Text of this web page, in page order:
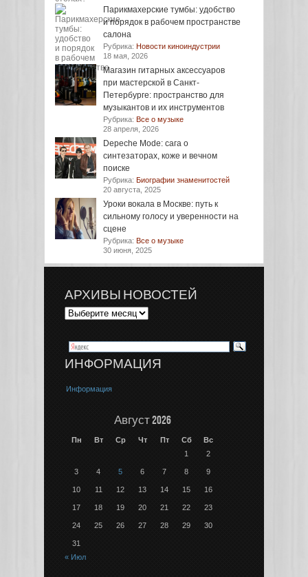
Парикмахерские тумбы: удобство
и порядок в рабочем пространстве
салона
Рубрика: Новости киноиндустрии
18 мая, 2026
Магазин гитарных аксессуаров
при мастерской в Санкт-
Петербурге: пространство для
музыкантов и их инструментов
Рубрика: Все о музыке
28 апреля, 2026
Depeche Mode: сага о
синтезаторах, коже и вечном
поиске
Рубрика: Биографии знаменитостей
20 августа, 2025
Уроки вокала в Москве: путь к
сильному голосу и уверенности на
сцене
Рубрика: Все о музыке
30 июня, 2025
АРХИВЫ НОВОСТЕЙ
ИНФОРМАЦИЯ
Информация
Август 2026
Пн Вт Ср Чт Пт Сб
Вс
1
2
3 4 5 6 7 8 9
10 11 12 13 14 15 16
17 18 19 20 21 22 23
24 25 26 27 28 29 30
31
« Июл